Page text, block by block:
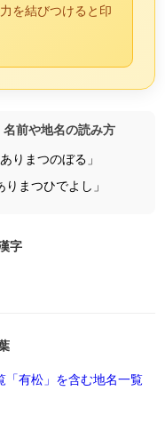
を結びつけると印
名前や地名の読み方
りまつのぼる」
まつひでよし」
字
「有松」を含む地名一覧